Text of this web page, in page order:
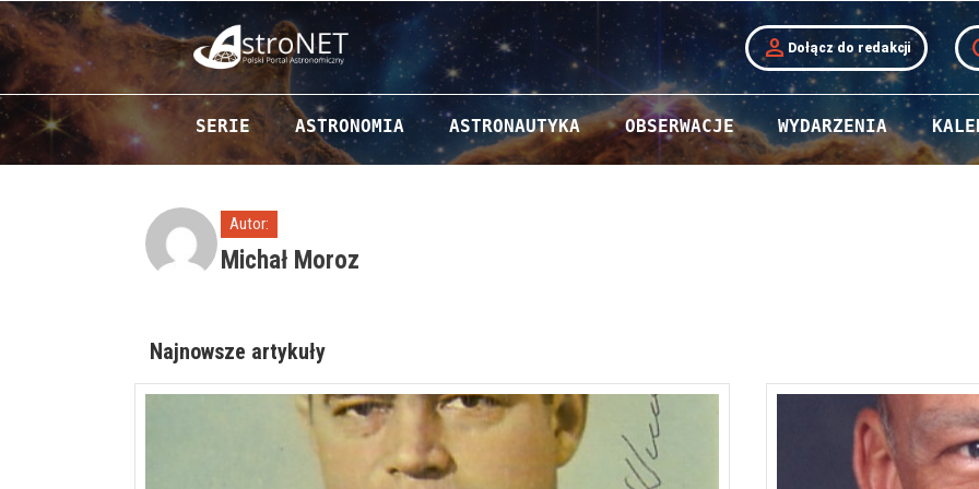
person Dołącz do redakcji
Przejdź do zawartości
SERIE ASTRONOMIA ASTRONAUTYKA OBSERWACJE WYDARZENIA
Autor:
Michał Moroz
Najnowsze artykuły